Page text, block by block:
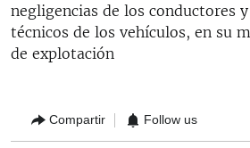
negligencias de los conductores
técnicos de los vehículos, en su
de explotación
Compartir Follow us